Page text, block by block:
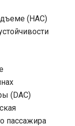
(HAC)
(DAC)
пассажира